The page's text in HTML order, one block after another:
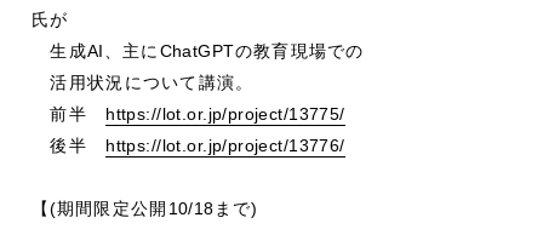
氏が
生成AI 、主に ChatGPTの教育現場での
活用状況について講演。
前半 https://lot.or.jp/project/13775/
後半 https://lot.or.jp/project/13776/
【(期間限定公開 10/18 まで)